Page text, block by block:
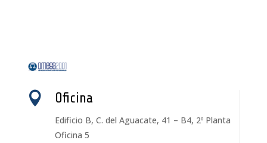
 Oficina
Edificio B, C. del Aguacate, 41 – B4, 2º Planta
Oficina 5